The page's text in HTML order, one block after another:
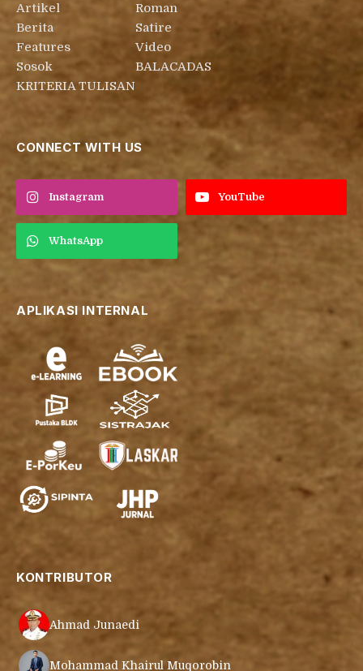
Artikel
Berita
Features
Sosok
KRITERIA TULISAN
Roman
Satire
Video
BALACADAS
CONNECT WITH US
Instagram YouTube
WhatsApp
APLIKASI INTERNAL
KONTRIBUTOR
Ahmad Junaedi
Mohammad Khairul Muqorobin